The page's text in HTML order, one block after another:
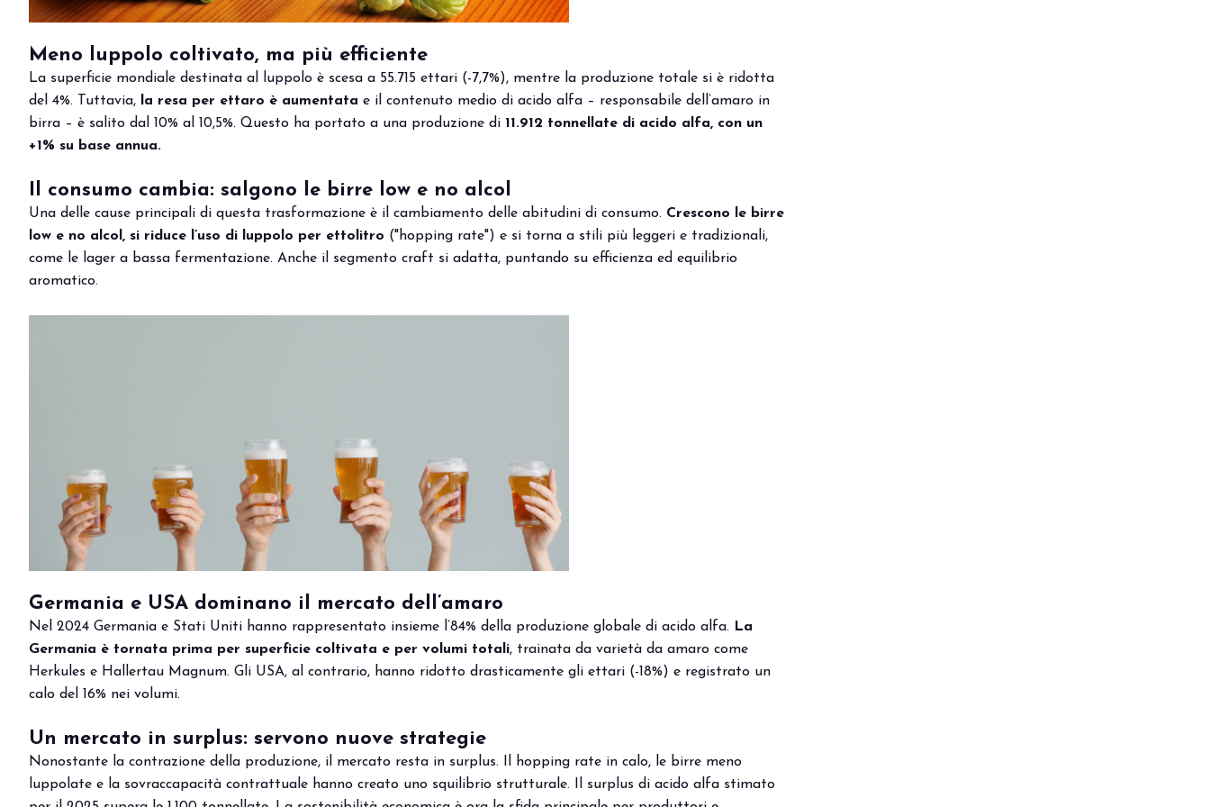
Eventi e aree tematiche
International Horeca Meeting
Programma eventi
MEDIA ROOM
Contatti
Per accreditarsi
Servizi per i media
Meno luppolo coltivato, ma più efficiente
La superficie mondiale destinata al luppolo è scesa a 55.715 ettari (-7,7%), mentre la produzione totale si è ridotta
del 4%. Tuttavia, la resa per ettaro è aumentata e il contenuto medio di acido alfa – responsabile dell’amaro in
birra – è salito dal 10% al 10,5%. Questo ha portato a una produzione di 11.912 tonnellate di acido alfa, con un
+1% su base annua.
Il consumo cambia: salgono le birre low e no alcol
Una delle cause principali di questa trasformazione è il cambiamento delle abitudini di consumo. Crescono le birre
low e no alcol, si riduce l’uso di luppolo per ettolitro ("hopping rate") e si torna a stili più leggeri e tradizionali,
come le lager a bassa fermentazione. Anche il segmento craft si adatta, puntando su efficienza ed equilibrio
aromatico.
Germania e USA dominano il mercato dell’amaro
Nel 2024 Germania e Stati Uniti hanno rappresentato insieme l’84% della produzione globale di acido alfa.
La
Germania è tornata prima per superficie coltivata e per volumi totali, trainata da varietà da amaro come
Herkules e Hallertau Magnum. Gli USA, al contrario, hanno ridotto drasticamente gli ettari (-18%) e registrato un
calo del 16% nei volumi.
Un mercato in surplus: servono nuove strategie
Nonostante la contrazione della produzione, il mercato resta in surplus. Il hopping rate in calo, le birre meno
luppolate e la sovraccapacità contrattuale hanno creato uno squilibrio strutturale. Il surplus di acido alfa stimato